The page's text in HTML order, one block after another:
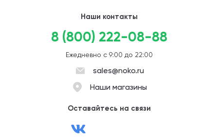
Наши контакты
8 (800) 222-08-88
Ежедневно с 9:00 до 22:00
sales@noko.ru
Наши магазины
Оставайтесь на связи